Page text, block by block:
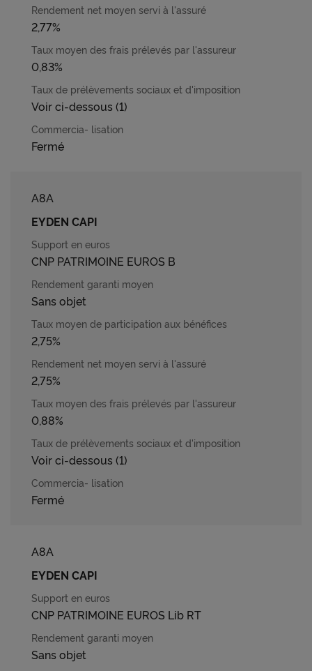
2,77%
0,83%
Voir ci-dessous (1)
Fermé
A8A
EYDEN CAPI
CNP PATRIMOINE EUROS B
Sans objet
2,75%
2,75%
0,88%
Voir ci-dessous (1)
Fermé
A8A
EYDEN CAPI
CNP PATRIMOINE EUROS Lib RT
Sans objet